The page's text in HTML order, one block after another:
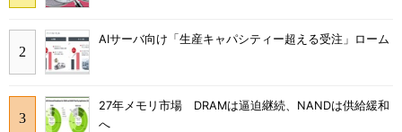
AIサーバ向け「生産キャパシティー超える受注」ローム
27年メモリ市場 DRAMは逼迫継続、NANDは供給緩和
へ